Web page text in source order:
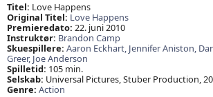
Titel: Love Happens
Original Titel: Love Happens
Premieredato: 22. juni 2010
Instruktør: Brandon Camp
Skuespillere: Aaron Eckhart, Jennifer Aniston,
Greer, Joe Anderson
Spilletid: 105 min.
Selskab: Universal Pictures, Stuber Production,
Genre: Action